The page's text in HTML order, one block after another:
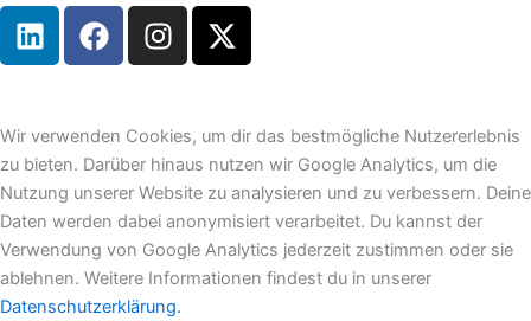
L
i
e
d
i
n
F
a
b
o
o
k
I
n
a
g
r
a
m
X
-
i
t
t
e
r
Wir verwenden Cookies, um dir das bestmögliche Nutzererlebnis
zu bieten. Darüber hinaus nutzen wir Google Analytics, um die
Nutzung unserer Website zu analysieren und zu verbessern. Deine
Daten werden dabei anonymisiert verarbeitet. Du kannst der
Verwendung von Google Analytics jederzeit zustimmen oder sie
ablehnen. Weitere Informationen findest du in unserer
Datenschutzerklärung.